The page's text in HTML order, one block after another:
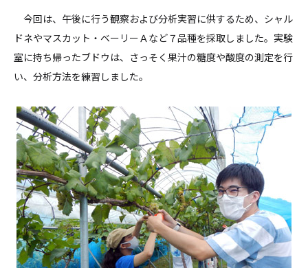
今回は、午後に行う観察および分析実習に供するため、シャル
ドネやマスカット・ベーリーＡなど７品種を採取しました。実験
室に持ち帰ったブドウは、さっそく果汁の糖度や酸度の測定を行
い、分析方法を練習しました。